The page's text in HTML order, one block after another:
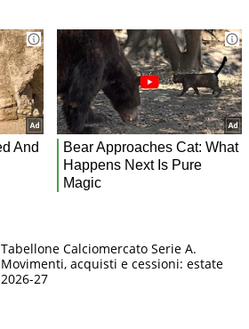
Tabellone Calciomercato Serie A.
Movimenti, acquisti e cessioni: estate
2026-27